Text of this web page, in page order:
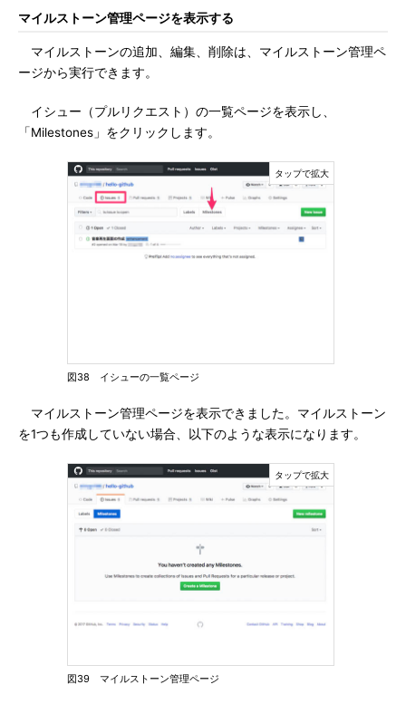
マイルストーン管理ページを表示する
マイルストーンの追加、編集、削除は、マイルストーン管理ペ
ージから実行できます。
イシュー（プルリクエスト）の一覧ページを表示し、
「Milestones」をクリックします。
図38 イシューの一覧ページ
マイルストーン管理ページを表示できました。マイルストーン
を1つも作成していない場合、以下のような表示になります。
図39 マイルストーン管理ページ